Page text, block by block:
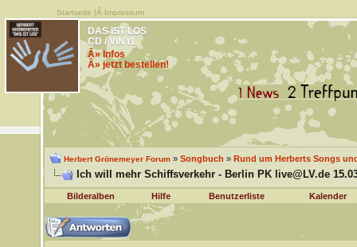
Startseite |Â Impressum
DAS IST LOS
CD / VINYL
Â» Infos
Â» jetzt bestellen!
Herbert Grönemeyer Forum» Songbuch » Rund um Herberts Songs
Ich will mehr Schiffsverkehr - Berlin PK live@LV.de
Bilderalben Hilfe Benutzerliste Kalender